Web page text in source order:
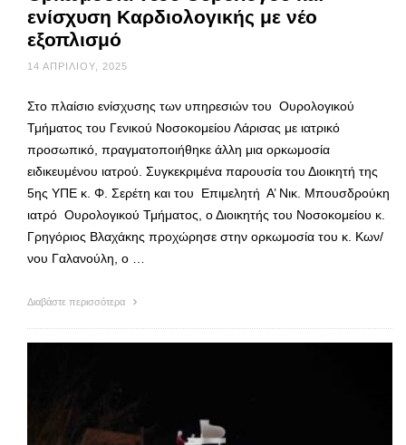
ενίσχυση Καρδιολογικής με νέο
εξοπλισμό
14 ΑΠΡΙΛΊΟΥ, 2025
Στο πλαίσιο ενίσχυσης των υπηρεσιών του Ουρολογικού
Τμήματος του Γενικού Νοσοκομείου Λάρισας με ιατρικό
προσωπικό, πραγματοποιήθηκε άλλη μια ορκωμοσία
ειδικευμένου ιατρού. Συγκεκριμένα παρουσία του Διοικητή της
5ης ΥΠΕ κ. Φ. Σερέτη και του Επιμελητή Α’ Νικ. Μπουσδρούκη
ιατρό Ουρολογικού Τμήματος, ο Διοικητής του Νοσοκομείου κ.
Γρηγόριος Βλαχάκης προχώρησε στην ορκωμοσία του κ. Κων/
νου Γαλανούλη, ο …
Διαβάστε περισσότερα